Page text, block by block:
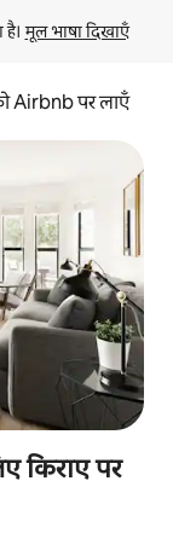
है। मूल भाषा दिखाएँ
Airbnb पर लाएँ
किराए पर